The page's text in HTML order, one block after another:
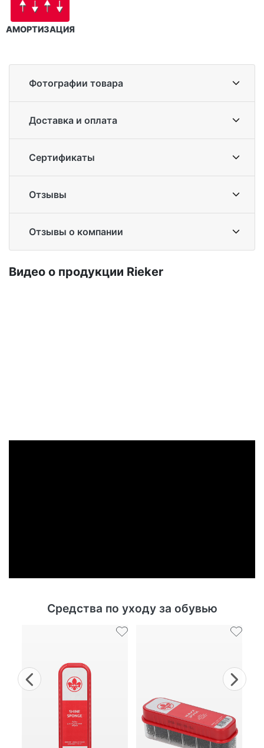
АМОРТИЗАЦИЯ
Фотографии товара
Доставка и оплата
Сертификаты
Отзывы
Отзывы о компании
Ви­део о про­дук­ции Ri­eker
Средства по уходу за обувью
Previous